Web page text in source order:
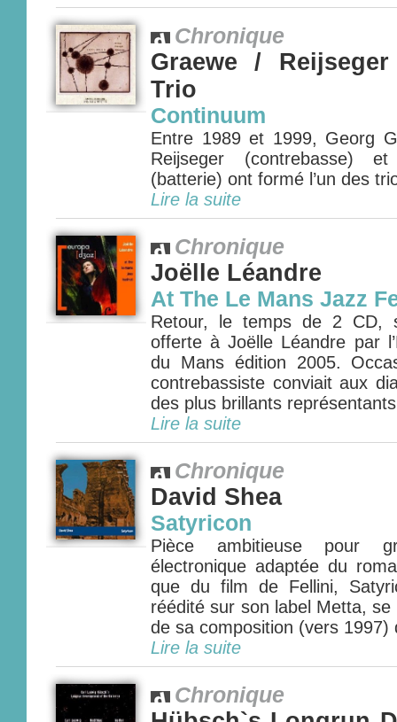
Chronique
Graewe /
Trio
Continuum
Entre 1989 et 1999, Georg
Reijseger (contrebasse)
(batterie) ont formé l’un des
Lire la suite
Chronique
Joëlle Léandre
At The Le Mans Jazz
Retour, le temps de 2 CD,
offerte à Joëlle Léandre par
du Mans édition 2005.
contrebassiste conviait aux
des plus brillants
Lire la suite
Chronique
David Shea
Satyricon
Pièce ambitieuse pour
électronique adaptée du
que du film de Fellini,
réédité sur son label Metta,
de sa composition (vers 1997)
Lire la suite
Chronique